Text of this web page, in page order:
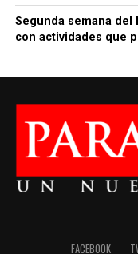
Segunda semana del
con actividades que
FACEBOOK